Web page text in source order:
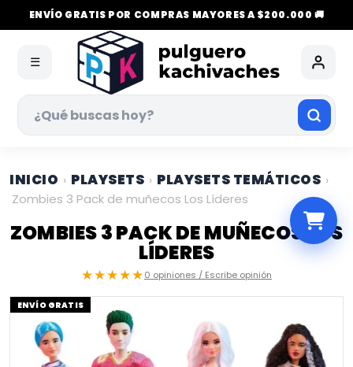
ENVÍO GRATIS POR COMPRAS MAYORES A $200.000 🚚
☰
INICIO › PLAYSETS › PLAYSETS TEMÁTICOS ›
Zombies 3 Pack de muñecos Los Líderes
ZOMBIES 3 PACK DE MUÑECOS LOS
LÍDERES
★★★★★0 opiniones / Escribe opinión
ENVÍO GRATIS